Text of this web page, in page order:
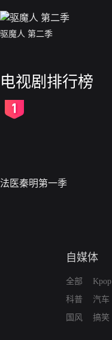
驱魔人 第二季
电视剧排行榜
法医秦明第一季
自媒体
全部
科普
国风
Kpop
汽车
搞笑